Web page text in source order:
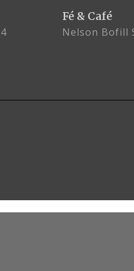
Fé & Café
Nelson Bofill